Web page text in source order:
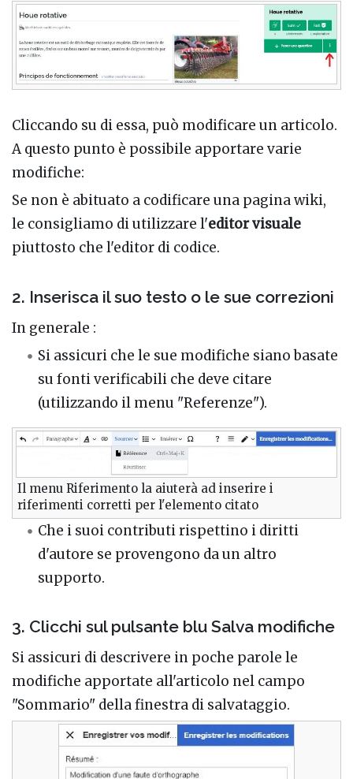
Cliccando su di essa, può modificare un articolo.
A questo punto è possibile apportare varie
modifiche:
Se non è abituato a codificare una pagina wiki,
le consigliamo di utilizzare l'editor visuale
piuttosto che l'editor di codice.
2. Inserisca il suo testo o le sue correzioni
In generale :
Si assicuri che le sue modifiche siano basate
su fonti verificabili che deve citare
(utilizzando il menu "Referenze").
Il menu Riferimento la aiuterà ad inserire i
riferimenti corretti per l'elemento citato
Che i suoi contributi rispettino i diritti
d'autore se provengono da un altro
supporto.
3. Clicchi sul pulsante blu Salva modifiche
Si assicuri di descrivere in poche parole le
modifiche apportate all'articolo nel campo
"Sommario" della finestra di salvataggio.